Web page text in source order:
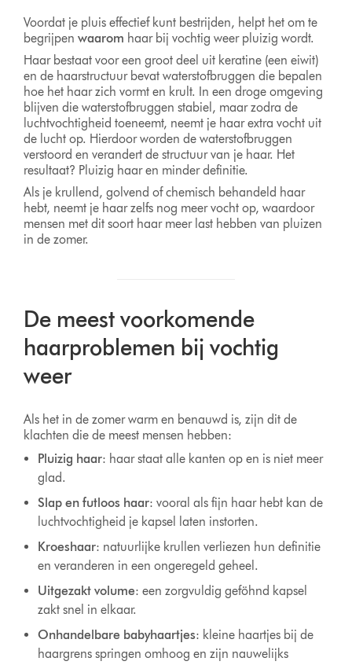
Voordat je pluis effectief kunt bestrijden, helpt het om te
begrijpenwaarom haar bij vochtig weer pluizig wordt.
Haar bestaat voor een groot deel uit keratine (een eiwit)
en de haarstructuur bevat waterstofbruggen die bepalen
hoe het haar zich vormt en krult. In een droge omgeving
blijven die waterstofbruggen stabiel, maar zodra de
luchtvochtigheid toeneemt, neemt je haar extra vocht uit
de lucht op. Hierdoor worden de waterstofbruggen
verstoord en verandert de structuur van je haar. Het
resultaat? Pluizig haar en minder definitie.
Als je krullend, golvend of chemisch behandeld haar
hebt, neemt je haar zelfs nog meer vocht op, waardoor
mensen met dit soort haar meer last hebben van pluizen
in de zomer.
De meest voorkomende
haarproblemen bij vochtig
weer
Als het in de zomer warm en benauwd is, zijn dit de
klachten die de meest mensen hebben:
Pluizig haar: haar staat alle kanten op en is niet meer
glad.
Slap en futloos haar: vooral als fijn haar hebt kan de
luchtvochtigheid je kapsel laten instorten.
Kroeshaar: natuurlijke krullen verliezen hun definitie
en veranderen in een ongeregeld geheel.
Uitgezakt volume: een zorgvuldig geföhnd kapsel
zakt snel in elkaar.
Onhandelbare babyhaartjes: kleine haartjes bij de
haargrens springen omhoog en zijn nauwelijks